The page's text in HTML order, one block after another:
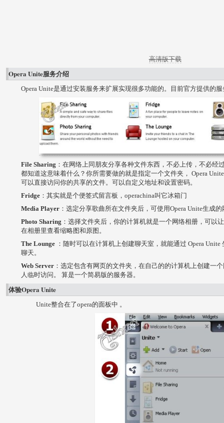
高清版下载
Opera Unite服务介绍
Opera Unite是通过安装服务来扩展实现很多功能的。目前官方提供的
File Sharing ：在网络上同朋友分享各种文件东西，不必上传，不必经
都知道这意味着什么？你所需要做的就是指定一个文件夹， Opera
可以直接访问你的共享的文件。可以自定义地址和设置密码。
Fridge ：其实就是个便签式留言板，operachina叫它冰箱门
Media Player ：选定分享歌曲所在文件夹后，可使用Opera Unite生成
Photo Sharing ：选择文件夹后，你的计算机就是一个网络相册，可以
在相册里查看缩略图和原图。
The Lounge ：随时可以在计算机上创建聊天室，就能通过 Opera
聊天。
Web Server ：选定包含有网页的文件夹，在自己的的计算机上创建一
人临时访问。 算是一个简易版的服务器。
体验Opera Unite
Unite整合在了opera的面板中 。